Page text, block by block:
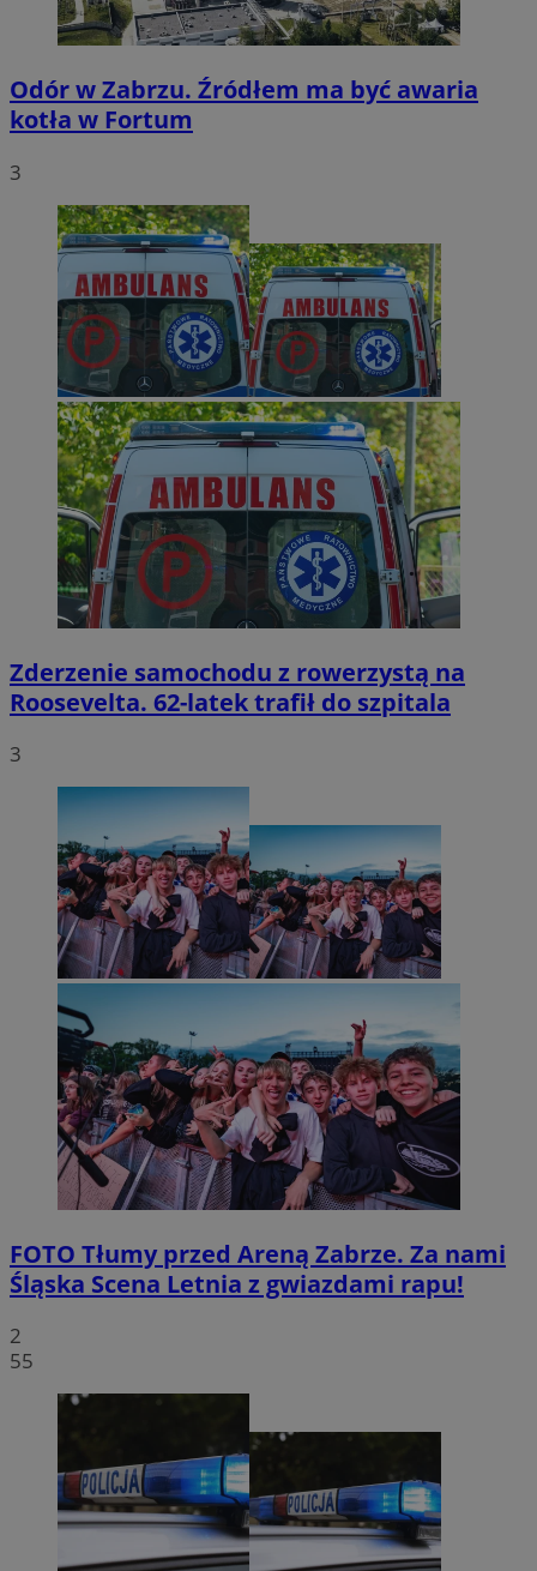
Odór w Zabrzu. Źródłem ma być awaria
kotła w Fortum
3
Zderzenie samochodu z rowerzystą na
Roosevelta. 62-latek trafił do szpitala
3
FOTO Tłumy przed Areną Zabrze. Za nami
Śląska Scena Letnia z gwiazdami rapu!
2
55